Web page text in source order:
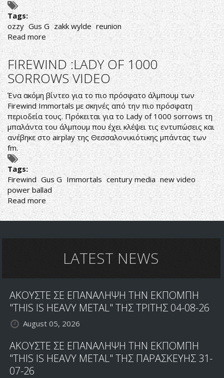
Tags:
ozzy Gus G zakk wylde reunion
Read moreabout
OZZY:
REUNION
ΜΕ
ZAKK
WYLDE
&
ΑΠΟΧΑΙΡΕΤΙΣΤΗΡΙΟ
ΜΗΝΥΜΑ
GUS
G
FIREWIND :LADY OF 1000
SORROWS VIDEO
Ένα ακόμη βίντεο για το πιο πρόσφατο άλμπουμ των
Firewind Immortals με σκηνές από την πιο πρόσφατη
περιοδεία τους. Πρόκειται για το Lady of 1000 sorrows τη
μπαλάντα του άλμπουμ που έχει κλέψει τις εντυπώσεις και
ανέβηκε στο airplay της Θεσσαλονικιότικης μπάντας των
fm.
Tags:
Firewind Gus G Immortals century media new video
power ballad
Read more about
FIREWIND
:LADY
SORROWS
VIDEOLATEST NEWS
ΑΚΟΥΣΤΕ ΣΕ ΕΠΑΝΑΛΗΨΗ ΤΗΝ ΕΚΠΟΜΠΗ
"THIS IS HEAVY METAL" ΤΗΣ ΤΡΙΤΗΣ 04-08-26
August 05, 2026
ΑΚΟΥΣΤΕ ΣΕ ΕΠΑΝΑΛΗΨΗ ΤΗΝ ΕΚΠΟΜΠΗ
"THIS IS HEAVY METAL" ΤΗΣ ΠΑΡΑΣΚΕΥΗΣ 31-
07-26